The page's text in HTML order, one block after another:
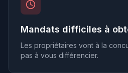
Mandats difficiles à
Les propriétaires vont à la
pas à vous différencier.